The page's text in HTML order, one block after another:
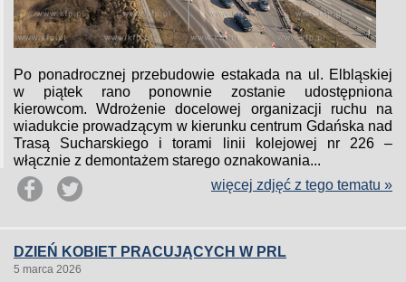
Po ponadrocznej przebudowie estakada na ul. Elbląskiej
w piątek rano ponownie zostanie udostępniona
kierowcom. Wdrożenie docelowej organizacji ruchu na
wiadukcie prowadzącym w kierunku centrum Gdańska nad
Trasą Sucharskiego i torami linii kolejowej nr 226 –
włącznie z demontażem starego oznakowania...
więcej zdjęć z tego tematu »
DZIEŃ KOBIET PRACUJĄCYCH W PRL
5 marca 2026